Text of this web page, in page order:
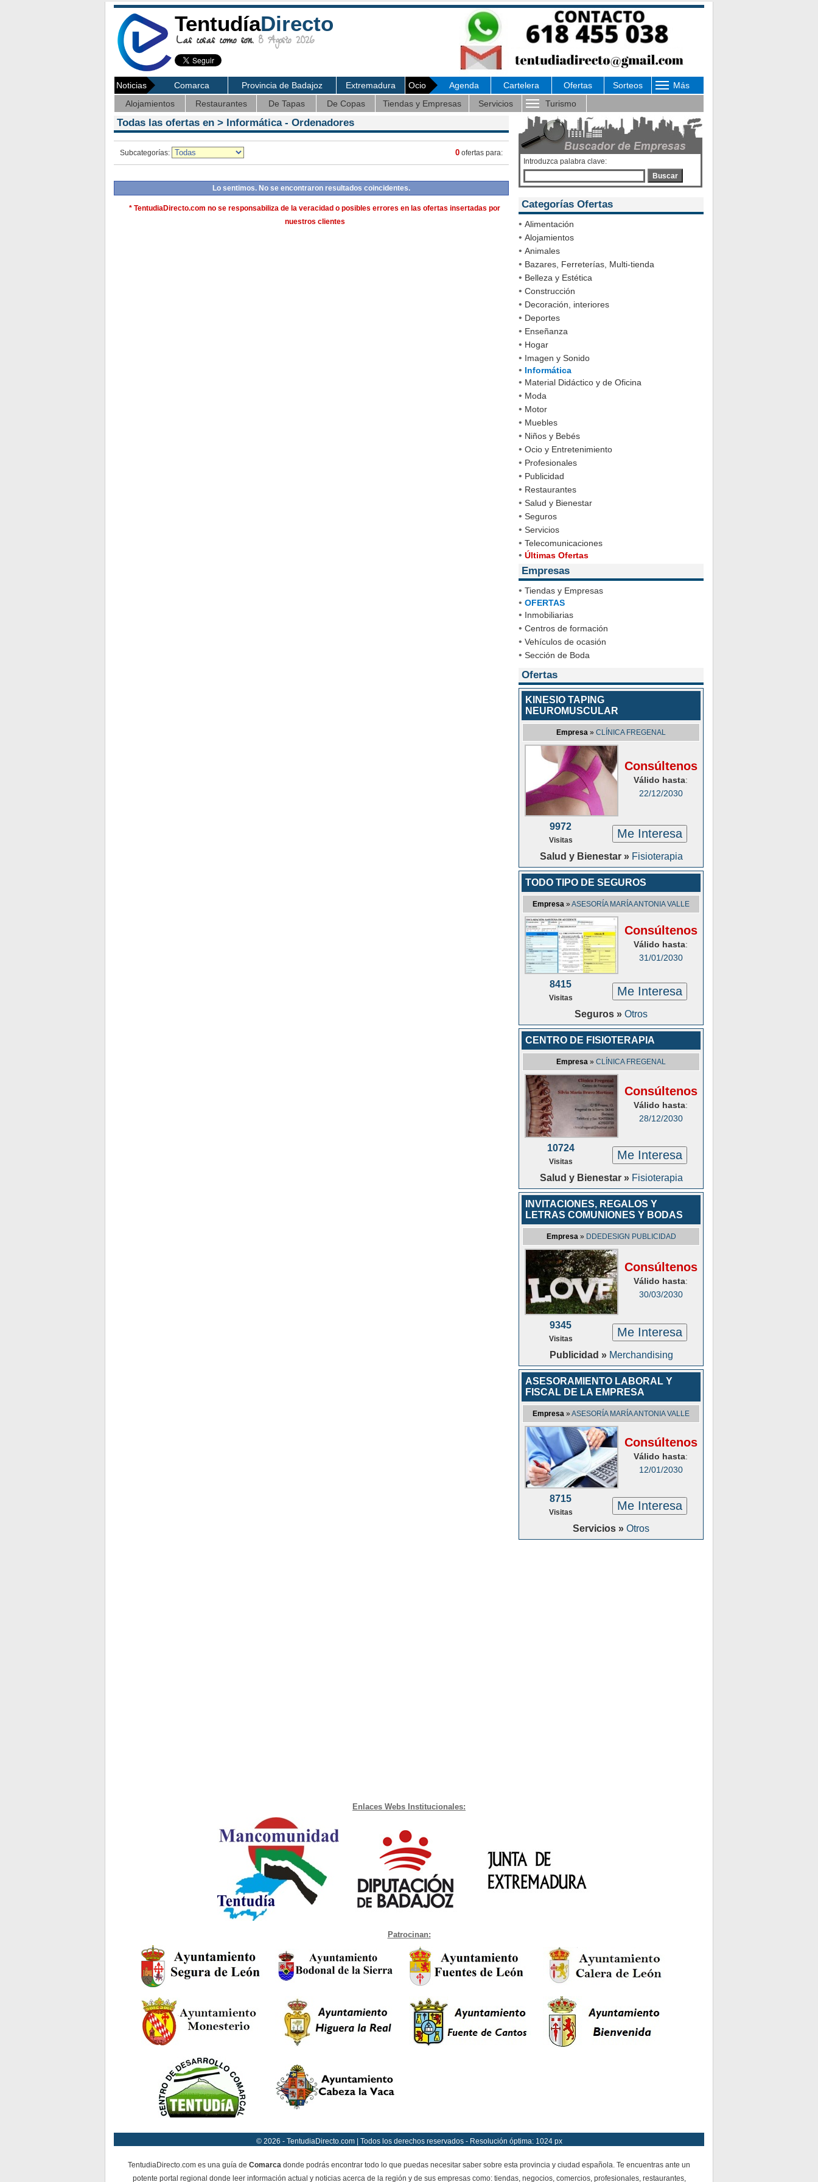
TentudíaDirecto
Las cosas como son. 8 Agosto 2026
Noticias Comarca Provincia de Badajoz Extremadura Ocio Agenda Cartelera Ofertas Sorteos
Más
Alojamientos
Restaurantes De Tapas De Copas Tiendas y Empresas Servicios Turismo
Todas las ofertas en > Informática- Ordenadores
Subcategorías: 0 ofertas para:
Lo sentimos. No se encontraron resultados coincidentes.
* TentudiaDirecto.com no se responsabiliza de la veracidad o posibles errores en las ofertas insertadas por
nuestros clientes
Introduzca palabra clave:
Buscar
Categorías Ofertas
• Alimentación
• Alojamientos
• Animales
• Bazares, Ferreterías, Multi-tienda
• Belleza y Estética
• Construcción
• Decoración, interiores
• Deportes
• Enseñanza
• Hogar
• Imagen y Sonido
• Informática
• Material Didáctico y de Oficina
• Moda
• Motor
• Muebles
• Niños y Bebés
• Ocio y Entretenimiento
• Profesionales
• Publicidad
• Restaurantes
• Salud y Bienestar
• Seguros
• Servicios
• Telecomunicaciones
• Últimas Ofertas
Empresas
• Tiendas y Empresas
• OFERTAS
• Inmobiliarias
• Centros de formación
• Vehículos de ocasión
• Sección de Boda
Ofertas
KINESIO TAPING
NEUROMUSCULAR
Empresa » CLÍNICA FREGENAL
Consúltenos
Válido hasta:
22/12/2030
9972
Visitas Me Interesa
Salud y Bienestar » Fisioterapia
TODO TIPO DE SEGUROS
Empresa »ASESORÍA MARÍA ANTONIA VALLE
Consúltenos
Válido hasta:
31/01/2030
8415
Visitas Me Interesa
Seguros » Otros
CENTRO DE FISIOTERAPIA
Empresa » CLÍNICA FREGENAL
Consúltenos
Válido hasta:
28/12/2030
10724
Visitas Me Interesa
Salud y Bienestar » Fisioterapia
INVITACIONES, REGALOS Y
LETRAS COMUNIONES Y BODAS
Empresa» DDEDESIGN PUBLICIDAD
Consúltenos
Válido hasta:
30/03/2030
9345
Visitas Me Interesa
Publicidad » Merchandising
ASESORAMIENTO LABORAL Y
FISCAL DE LA EMPRESA
Empresa »ASESORÍA MARÍA ANTONIA VALLE
Consúltenos
Válido hasta:
12/01/2030
8715
Visitas Me Interesa
Servicios » Otros
Enlaces Webs Institucionales:
Patrocinan:
© 2026 - TentudiaDirecto.com | Todos los derechos reservados - Resolución óptima: 1024 px
TentudiaDirecto.com es una guía de Comarca donde podrás encontrar todo lo que puedas necesitar saber sobre esta provincia y ciudad española. Te encuentras ante un
potente portal regional donde leer información actual y noticias acerca de la región y de sus empresas como: tiendas, negocios, comercios, profesionales, restaurantes,